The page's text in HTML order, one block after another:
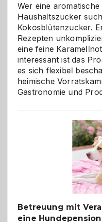
Wer eine
Haushaltszucker
Kokosblütenzucker.
Rezepten
eine feine
interessant ist das
es sich flexibel
heimische
Gastronomie und
Betreuung mit
eine